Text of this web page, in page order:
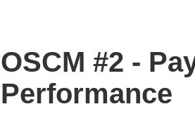
OSCM #2 -
Performance